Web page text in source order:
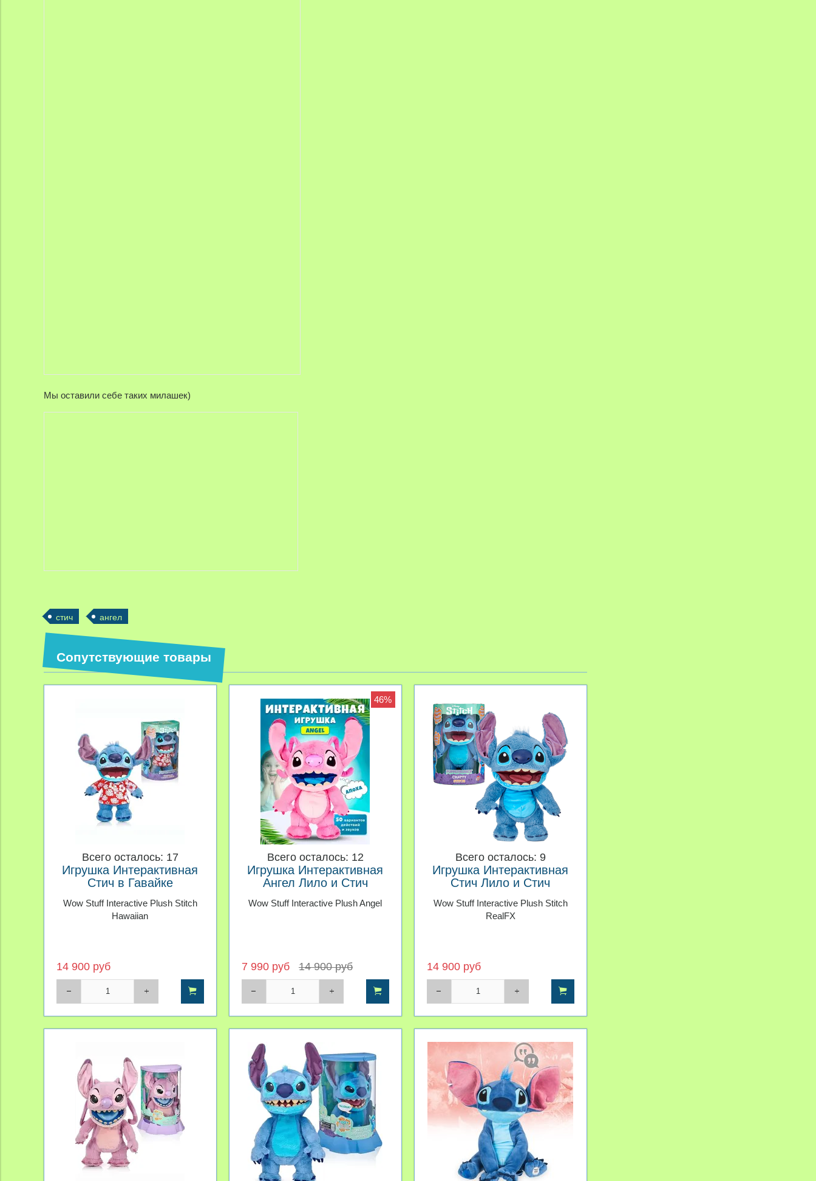
Мы оставили себе таких милашек)
стич ангел
Сопутствующие товары
Всего осталось: 17
Игрушка Интерактивная
Стич в Гавайке
Wow Stuff Interactive Plush Stitch
Hawaiian
14 900 руб
46%
Всего осталось: 12
Игрушка Интерактивная
Ангел Лило и Стич
Wow Stuff Interactive Plush Angel
7 990 руб 14 900 руб
Всего осталось: 9
Игрушка Интерактивная
Стич Лило и Стич
Wow Stuff Interactive Plush Stitch
RealFX
14 900 руб